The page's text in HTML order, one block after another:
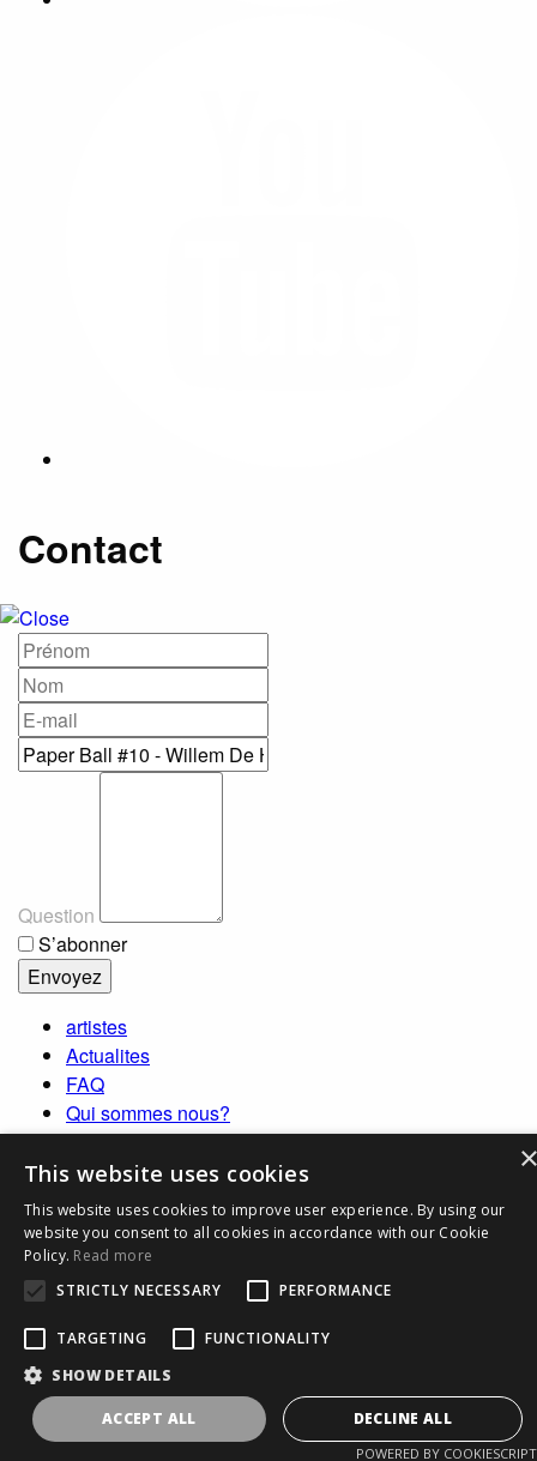
Contact
Question
S’abonner
artistes
Actualites
FAQ
Qui sommes nous?
Contactez-nous
Rechercher
FR
EN
This website uses cookies
This website uses cookies to improve user experience. By using our
website you consent to all cookies in accordance with our Cookie
Policy. Read more
STRICTLY NECESSARY
PERFORMANCE
TARGETING
FUNCTIONALITY
SHOW DETAILS
ACCEPT ALL DECLINE ALL
POWERED BY COOKIESCRIPT